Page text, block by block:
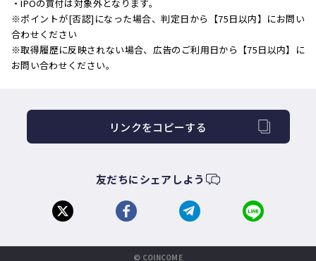
・IPOの買付は対象外となります。
※ポイントが[否認]になった場合、判定日から【75日以内】にお問い
合わせください
※取得履歴に反映されない場合、広告のご利用日から【75日以内】に
お問い合わせください。
リンクをコピーする
友だちにシェアしよう
© COINCOME